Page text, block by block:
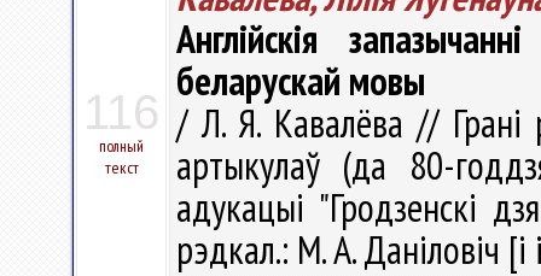
116
полный
текст
Англійскія
беларускай мовы
/ Л. Я. Кавалёва // Грані
артыкулаў (да 80-
адукацыі "Гродзенскі
рэдкал.: М. А. Даніловіч